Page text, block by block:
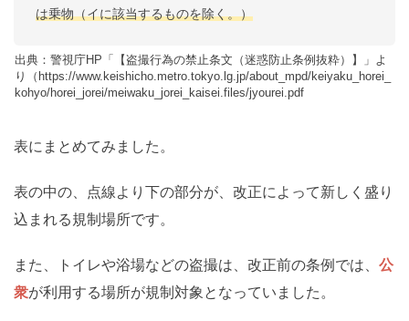
は乗物（イに該当するものを除く。）
出典：警視庁HP「【盗撮行為の禁止条文（迷惑防止条例抜粋）】」よ
り（https://www.keishicho.metro.tokyo.lg.jp/about_mpd/keiyaku_horei_
kohyo/horei_jorei/meiwaku_jorei_kaisei.files/jyourei.pdf
表にまとめてみました。
表の中の、点線より下の部分が、改正によって新しく盛り
込まれる規制場所です。
また、トイレや浴場などの盗撮は、改正前の条例では、 公
衆が利用する場所が規制対象となっていました。